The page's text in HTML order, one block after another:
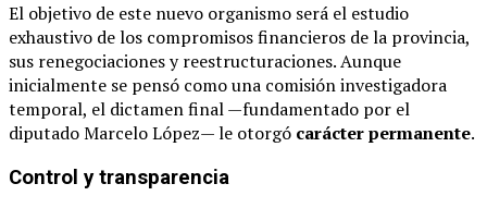
El objetivo de este nuevo organismo será el estudio
exhaustivo de los compromisos financieros de la provincia,
sus renegociaciones y reestructuraciones. Aunque
inicialmente se pensó como una comisión investigadora
temporal, el dictamen final —fundamentado por el
diputado Marcelo López— le otorgó carácter permanente.
Control y transparencia